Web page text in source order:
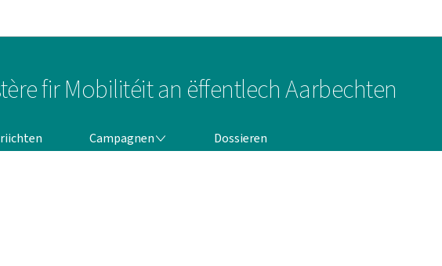
fir Mobilitéit an ëffentlech Aarbechten
Campagnen
Dossieren